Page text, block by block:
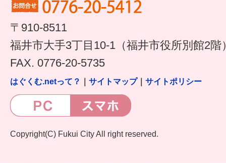
〒910-8511
福井市大手3丁目10-1（福井市役所別館2階
FAX. 0776-20-5735
はぐくむ.netって？ サイトマップ｜ サイトポリシー
Copyright(C) Fukui City All right reserved.
すまいるサポート行事案内